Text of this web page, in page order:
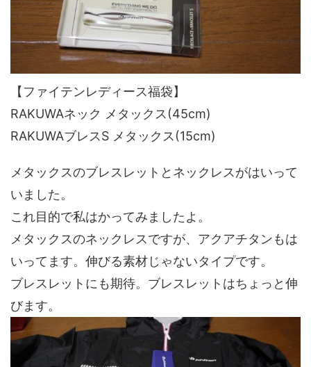
【ファイテンレディース福袋】
RAKUWAネック メタックス(45cm)
RAKUWAブレスS メタックス(15cm)
メタックスのブレスレットとネックレスがはいって
いました。
これ目的で私はかってみましたよ。
メタックスのネックレスですが、アクアチタンもは
いってます。伸びる素材じゃないタイプです。
ブレスレットにも期待。ブレスレットはちょっと伸
びます。